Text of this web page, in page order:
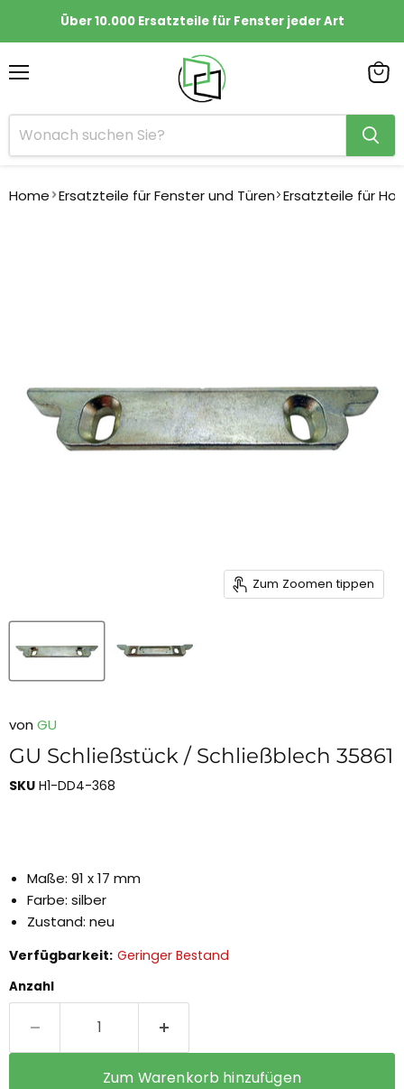
Über 10.000 Ersatzteile für Fenster jeder Art
Home Ersatzteile für Fenster und Türen Ersatzteile für
Zum Zoomen tippen
von GU
GU Schließstück / Schließblech 35861
SKU H1-DD4-368
Maße: 91 x 17 mm
Farbe: silber
Zustand: neu
Verfügbarkeit: Geringer Bestand
Anzahl
Zum Warenkorb hinzufügen